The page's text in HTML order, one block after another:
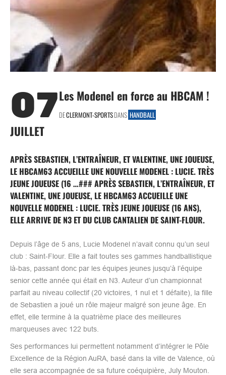
07
JUILLET
Les Modenel en force au HBCAM !
DECLERMONT-SPORTSDANS HANDBALL
APRÈS SEBASTIEN, L’ENTRAÎNEUR, ET VALENTINE, UNE JOUEUSE,
LE HBCAM63 ACCUEILLE UNE NOUVELLE MODENEL : LUCIE. TRÈS
JEUNE JOUEUSE (16 …### APRÈS SEBASTIEN, L’ENTRAÎNEUR, ET
VALENTINE, UNE JOUEUSE, LE HBCAM63 ACCUEILLE UNE
NOUVELLE MODENEL : LUCIE. TRÈS JEUNE JOUEUSE (16 ANS),
ELLE ARRIVE DE N3 ET DU CLUB CANTALIEN DE SAINT-FLOUR.
Depuis l’âge de 5 ans, Lucie Modenel n’avait connu qu’un seul
club : Saint-Flour. Elle a fait toutes ses gammes handballistique
là-bas, passant donc par les équipes jeunes jusqu’à l’équipe
senior cette année qui était en N3. Auteur d’un championnat
parfait au niveau collectif (20 victoires, 1 nul et 1 défaite), la fille
de Sebastien a joué un rôle majeur malgré son jeune âge. En
effet, elle termine à la quatrième place des meilleures
marqueuses avec 122 buts.
Ses performances lui permettent notamment d’intégrer le Pôle
Excellence de la Région AuRA, basé dans la ville de Valence, où
elle sera accompagnée de sa future coéquipière, July Mouton.